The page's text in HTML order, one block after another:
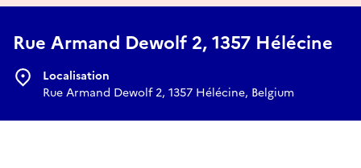
Rue Armand Dewolf 2, 1357 Hélécine
Localisation
Rue Armand Dewolf 2, 1357 Hélécine, Belgium